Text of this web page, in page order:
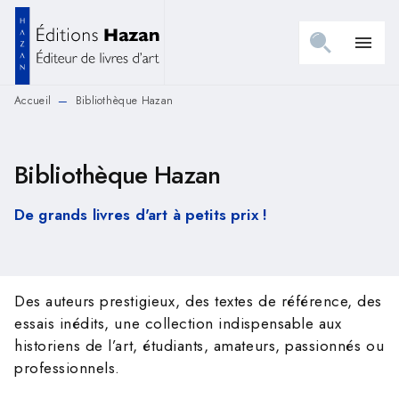
MENU RECHERCHE
PIED DE PAGE
menu
Accueil — Bibliothèque Hazan
Bibliothèque Hazan
De grands livres d'art à petits prix !
Des auteurs prestigieux, des textes de référence, des
essais inédits, une collection indispensable aux
historiens de l’art, étudiants, amateurs, passionnés ou
professionnels.